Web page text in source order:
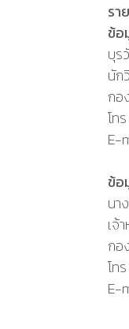
รา
ข้อ
บุร
นัก
กอ
โท
E-
ข้อ
นา
เจ้
กอ
โท
E-